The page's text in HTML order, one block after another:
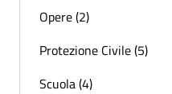
Opere (2)
Protezione Civile (5)
Scuola (4)